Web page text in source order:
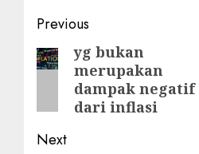
Post
navigation
Previous
Previous
post:
yg bukan
merupakan
dampak negatif
dari inflasi
Next